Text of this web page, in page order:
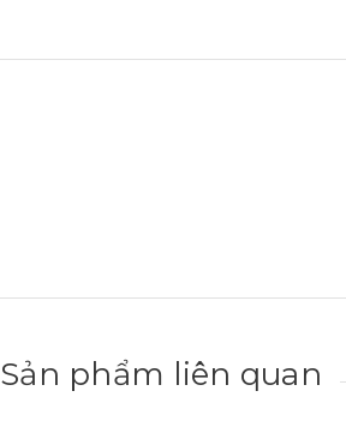
Sản phẩm liên quan